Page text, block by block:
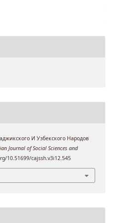
И Узбекского Народов
Journal of Social Sciences and
10.51699/cajssh.v3i12.545